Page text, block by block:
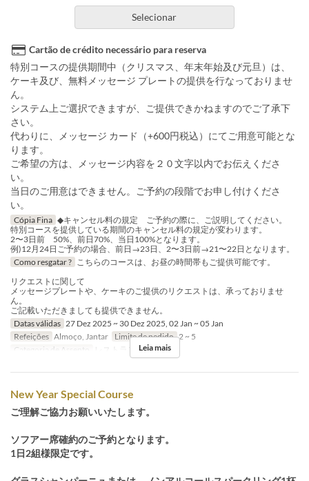
Selecionar
Cartão de crédito necessário para reserva
特別コースの提供期間中（クリスマス、年末年始及び元旦）は、
ケーキ及び、無料メッセージ プレートの提供を行なっておりませ
ん。
システム上ご選択できますが、ご提供できかねますのでご了承下
さい。
代わりに、メッセージ カード（+600円税込）にてご用意可能とな
ります。
ご希望の方は、メッセージ内容を２０文字以内でお伝えくださ
い。
当日のご用意はできません。ご予約の段階でお申し付けくださ
い。
Cópia Fina ◆キャンセル料の規定 ご予約の際に、ご説明してください。
特別コースを提供している期間のキャンセル料の規定が変わります。
2〜3日前 50%、前日70%、当日100%となります。
例)12月24日ご予約の場合、前日→23日、2〜3日前→21〜22日となります。
Como resgatar ? こちらのコースは、お昼の時間帯もご提供可能です。
リクエストに関して
メッセージプレートや、ケーキのご提供のリクエストは、承っておりませ
ん。
ご記載いただきましても提供できません。
Datas válidas 27 Dez 2025 ~ 30 Dez 2025, 02 Jan ~ 05 Jan
Refeições Almoço, Jantar Limite de pedido 2 ~ 5
Categoria de Assento
レストランのご予約
Leia mais
New Year Special Course
ご理解ご協力お願いいたします。
ソフアー席確約のご予約となります。
1日2組様限定です。